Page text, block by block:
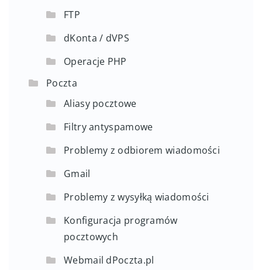
FTP
dKonta / dVPS
Operacje PHP
Poczta
Aliasy pocztowe
Filtry antyspamowe
Problemy z odbiorem wiadomości
Gmail
Problemy z wysyłką wiadomości
Konfiguracja programów
pocztowych
Webmail dPoczta.pl